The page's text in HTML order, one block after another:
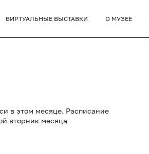
ВИРТУАЛЬНЫЕ ВЫСТАВКИ О МУЗЕЕ
в этом месяце. Расписание
вторник месяца